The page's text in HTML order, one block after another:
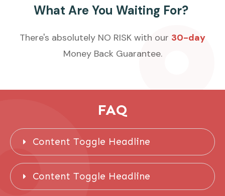
What Are You Waiting For?
There's absolutely NO RISK with our 30-day
Money Back Guarantee.
FAQ
Content Toggle Headline
Content Toggle Headline